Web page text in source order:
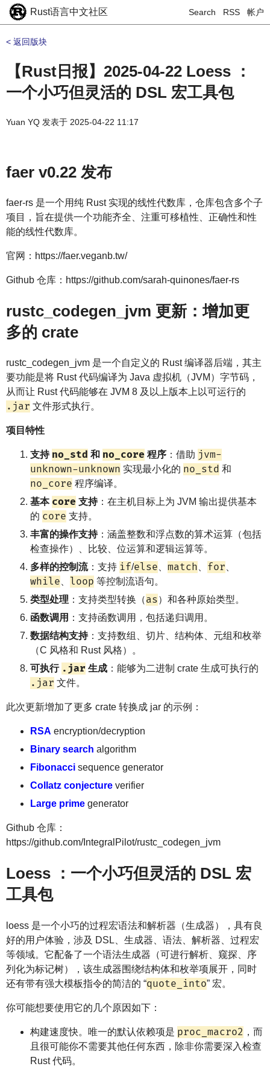
Rust语言中文社区 Search RSS 帐户
< 返回版块
【Rust日报】2025-04-22 Loess ：
一个小巧但灵活的 DSL 宏工具包
Yuan YQ 发表于 2025-04-22 11:17
faer v0.22 发布
faer-rs 是一个用纯 Rust 实现的线性代数库，仓库包含多个子
项目，旨在提供一个功能齐全、注重可移植性、正确性和性
能的线性代数库。
官网：https://faer.veganb.tw/
Github 仓库：https://github.com/sarah-quinones/faer-rs
rustc_codegen_jvm 更新：增加更
多的 crate
rustc_codegen_jvm 是一个自定义的 Rust 编译器后端，其主
要功能是将 Rust 代码编译为 Java 虚拟机（JVM）字节码，
从而让 Rust 代码能够在 JVM 8 及以上版本上以可运行的
.jar 文件形式执行。
项目特性
支持 no_std 和 no_core 程序 ：借助 jvm-
unknown-unknown 实现最小化的 no_std 和
no_core 程序编译。
基本 core 支持：在主机目标上为 JVM 输出提供基本
的 core 支持。
丰富的操作支持：涵盖整数和浮点数的算术运算（包括
检查操作）、比较、位运算和逻辑运算等。
多样的控制流：支持 if/else、 match、 for、
while、 loop 等控制流语句。
类型处理 ：支持类型转换（as）和各种原始类型。
函数调用 ：支持函数调用，包括递归调用。
数据结构支持：支持数组、切片、结构体、元组和枚举
（C 风格和 Rust 风格）。
可执行 .jar 生成 ：能够为二进制 crate 生成可执行的
.jar 文件。
此次更新增加了更多 crate 转换成 jar 的示例：
RSA encryption/decryption
Binary search algorithm
Fibonacci sequence generator
Collatz conjecture verifier
Large prime generator
Github 仓库：
https://github.com/IntegralPilot/rustc_codegen_jvm
Loess ：一个小巧但灵活的 DSL 宏
工具包
loess 是一个小巧的过程宏语法和解析器（生成器），具有良
好的用户体验，涉及 DSL、生成器、语法、解析器、过程宏
等领域。它配备了一个语法生成器（可进行解析、窥探、序
列化为标记树），该生成器围绕结构体和枚举项展开，同时
还有带有强大模板指令的简洁的 “quote_into” 宏。
你可能想要使用它的几个原因如下：
构建速度快。唯一的默认依赖项是 proc_macro2 ，而
且很可能你不需要其他任何东西，除非你需要深入检查
Rust 代码。